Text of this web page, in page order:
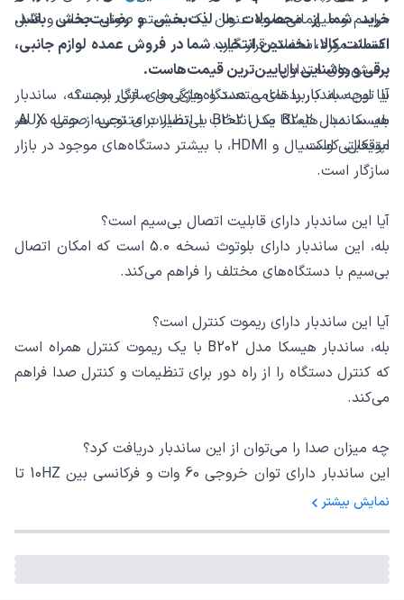
مراسم و میهمانی‌ها به عنوان یک سیستم صوتی جذاب و قابل
اعتماد مورد استفاده قرار گیرد.
با توجه به کاربردهای متعدد و ویژگی‌های فنی برجسته، ساندبار
هیسکا مدل B202 یک انتخاب بی‌نظیر برای تجربه صوتی در هر
موقعیتی است.
خرید شما از محصولات ما لذت‌بخش و رضایت‌بخش باشد.
اکسلنت کالا، نخستین انتخاب شما در فروش عمده لوازم جانبی،
برقی و روشنایی با پایین‌ترین قیمت‌هاست.
پرسش‌های متداول
آیا این ساندبار با تمامی دستگاه‌های من سازگار است؟
بله، ساندبار هیسکا مدل B202 با اتصالات متنوعی از جمله AUX،
اپتیکال، کواکسیال و HDMI، با بیشتر دستگاه‌های موجود در بازار
سازگار است.
آیا این ساندبار دارای قابلیت اتصال بی‌سیم است؟
بله، این ساندبار دارای بلوتوث نسخه 5.0 است که امکان اتصال
بی‌سیم با دستگاه‌های مختلف را فراهم می‌کند.
آیا این ساندبار دارای ریموت کنترل است؟
بله، ساندبار هیسکا مدل B202 با یک ریموت کنترل همراه است
که کنترل دستگاه را از راه دور برای تنظیمات و کنترل صدا فراهم
می‌کند.
چه میزان صدا را می‌توان از این ساندبار دریافت کرد؟
این ساندبار دارای توان خروجی 60 وات و فرکانسی بین 10HZ تا
20KHZ است که می‌تواند صدای بسیار قوی و شفاف را پخش
آیا این ساندبار مناسب برای تماشای فیلم و بازی‌های ویدئویی
نمایش بیشتر